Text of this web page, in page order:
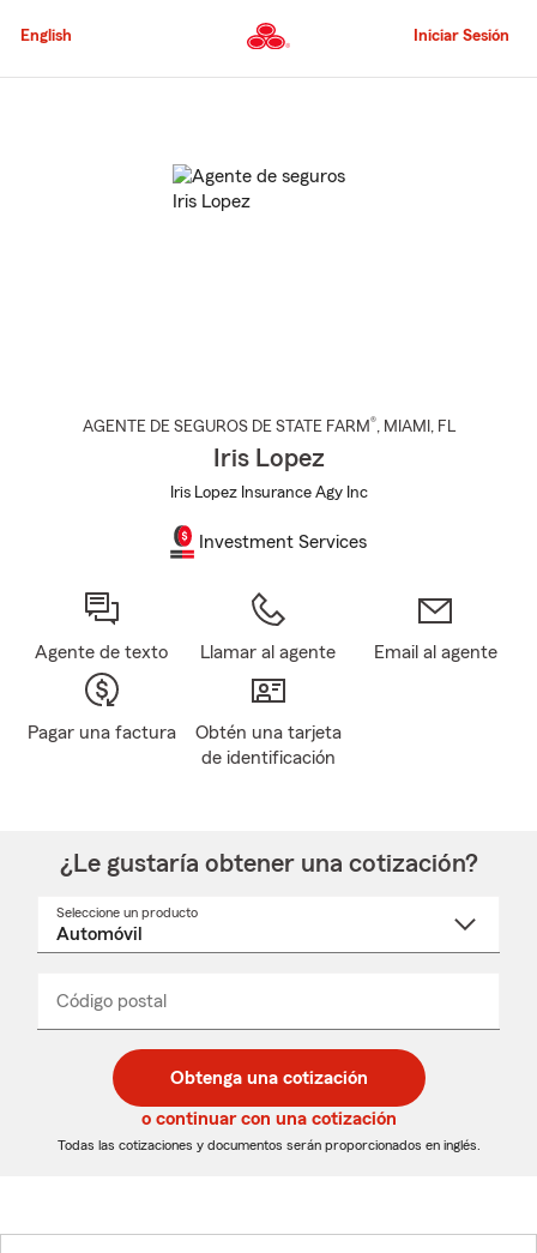
al
principal
English Iniciar Sesión
AGENTE DE SEGUROS DE STATE FARM®, MIAMI , FL
Iris Lopez
Iris Lopez Insurance Agy Inc
Investment Services
Agente de texto Llamar al agente Email al agente
Pagar una factura
Obtén una tarjeta
de identificación
¿Le gustaría obtener una cotización?
Seleccione un producto
desplegable
Código postal
de
5
dígitos
de
5
dígitos
_____
Obtenga una cotización
o continuar con una cotización
Todas las cotizaciones y documentos serán proporcionados en inglés.